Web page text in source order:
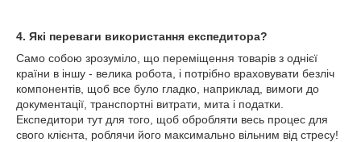
4. Які переваги використання експедитора?
Само собою зрозуміло, що переміщення товарів з однієї
країни в іншу - велика робота, і потрібно враховувати безліч
компонентів, щоб все було гладко, наприклад, вимоги до
документації, транспортні витрати, мита і податки.
Експедитори тут для того, щоб обробляти весь процес для
свого клієнта, роблячи його максимально вільним від стресу!